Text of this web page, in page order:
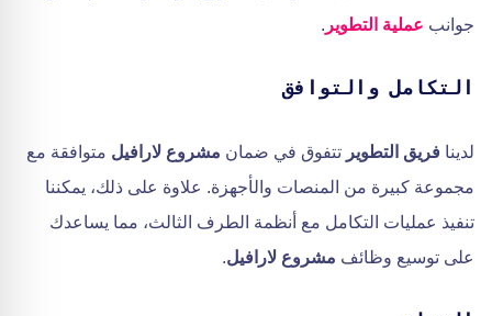
جوانب عملية التطوير .
التكامل والتوافق
لدينا فريق التطوير تتفوق في ضمان مشروع لارافيل متوافقة مع
مجموعة كبيرة من المنصات والأجهزة. علاوة على ذلك، يمكننا
تنفيذ عمليات التكامل مع أنظمة الطرف الثالث، مما يساعدك
على توسيع وظائف مشروع لارافيل.